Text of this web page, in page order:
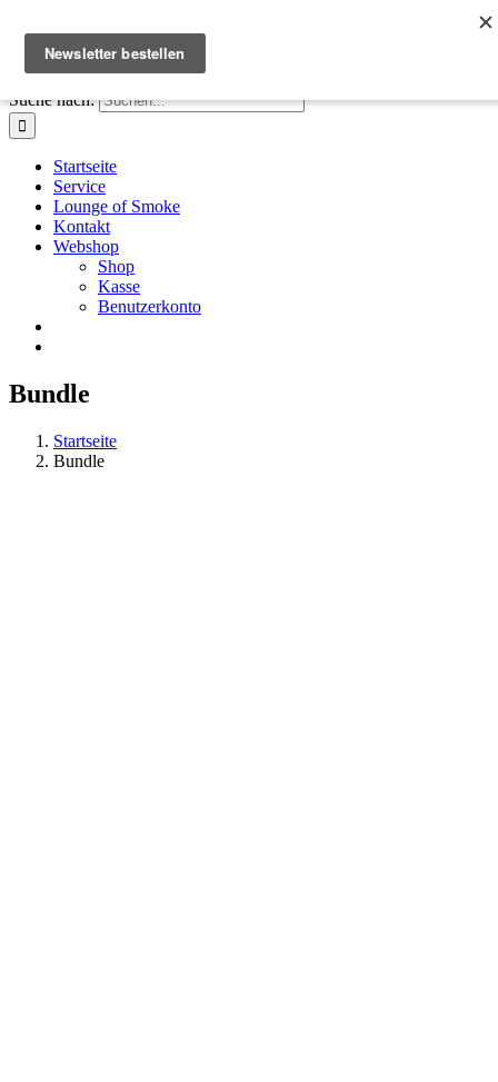
FacebookInstagramXE-Mail
+41 61 411 28 66|info@houseofsmoke.ch
Suche nach:
Startseite
Service
Lounge of Smoke
Kontakt
Webshop
Shop
Kasse
Benutzerkonto
Bundle
Startseite
Bundle